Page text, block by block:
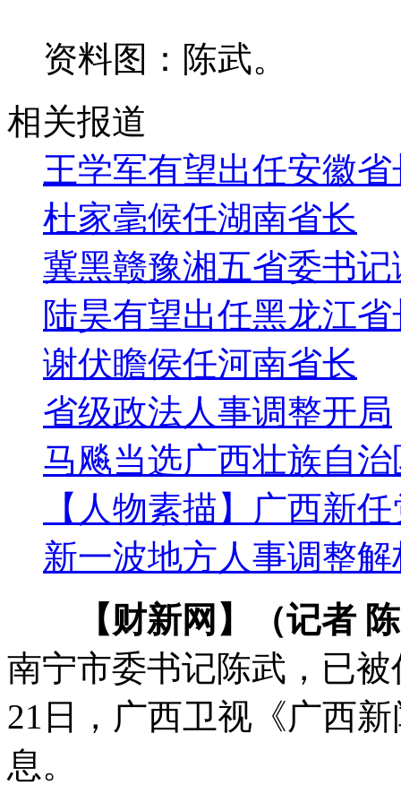
资料图：陈武。
相关报道
王学军有望出任安徽省
杜家毫候任湖南省长
冀黑赣豫湘五省委书记
陆昊有望出任黑龙江省
谢伏瞻侯任河南省长
省级政法人事调整开局
马飚当选广西壮族自
【人物素描】广西新
新一波地方人事调整解
【财新网】（记者
南宁市委书记陈武，已
21日，广西卫视《广西
息。